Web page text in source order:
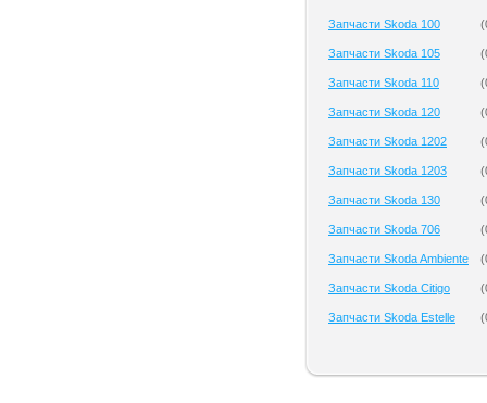
Запчасти Skoda 100 (
Запчасти Skoda 105 (
Запчасти Skoda 110 (
Запчасти Skoda 120 (
Запчасти Skoda 1202 (
Запчасти Skoda 1203 (
Запчасти Skoda 130 (
Запчасти Skoda 706 (
Запчасти Skoda Ambiente (
Запчасти Skoda Citigo (
Запчасти Skoda Estelle (